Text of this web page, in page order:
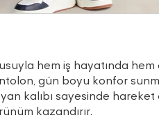
hem iş hayatında
gün boyu konfor
kalıbı sayesinde
kazandırır.